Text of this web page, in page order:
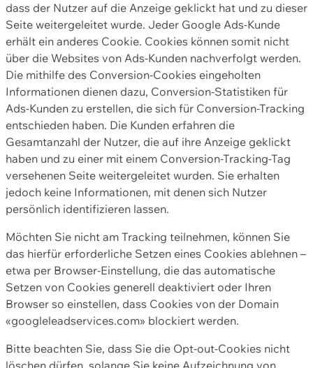
dass der Nutzer auf die Anzeige geklickt hat und zu dieser
Seite weitergeleitet wurde. Jeder Google Ads-Kunde
erhält ein anderes Cookie. Cookies können somit nicht
über die Websites von Ads-Kunden nachverfolgt werden.
Die mithilfe des Conversion-Cookies eingeholten
Informationen dienen dazu, Conversion-Statistiken für
Ads-Kunden zu erstellen, die sich für Conversion-Tracking
entschieden haben. Die Kunden erfahren die
Gesamtanzahl der Nutzer, die auf ihre Anzeige geklickt
haben und zu einer mit einem Conversion-Tracking-Tag
versehenen Seite weitergeleitet wurden. Sie erhalten
jedoch keine Informationen, mit denen sich Nutzer
persönlich identifizieren lassen.
Möchten Sie nicht am Tracking teilnehmen, können Sie
das hierfür erforderliche Setzen eines Cookies ablehnen –
etwa per Browser-Einstellung, die das automatische
Setzen von Cookies generell deaktiviert oder Ihren
Browser so einstellen, dass Cookies von der Domain
«googleleadservices.com» blockiert werden.
Bitte beachten Sie, dass Sie die Opt-out-Cookies nicht